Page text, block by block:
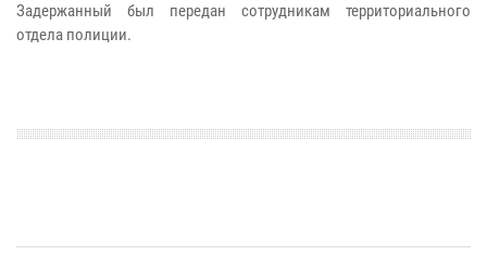
Задержанный был передан сотрудникам территориального
отдела полиции.